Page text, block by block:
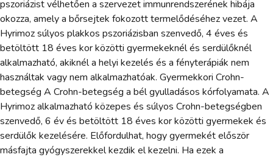
pszoriázist vélhetően a szervezet immunrendszerének hibája
okozza, amely a bőrsejtek fokozott termelődéséhez vezet. A
Hyrimoz súlyos plakkos pszoriázisban szenvedő, 4 éves és
betöltött 18 éves kor közötti gyermekeknél és serdülőknél
alkalmazható, akiknél a helyi kezelés és a fényterápiák nem
használtak vagy nem alkalmazhatóak. Gyermekkori Crohn-
betegség A Crohn-betegség a bél gyulladásos kórfolyamata. A
Hyrimoz alkalmazható közepes és súlyos Crohn-betegségben
szenvedő, 6 év és betöltött 18 éves kor közötti gyermekek és
serdülők kezelésére. Előfordulhat, hogy gyermekét először
másfajta gyógyszerekkel kezdik el kezelni. Ha ezek a